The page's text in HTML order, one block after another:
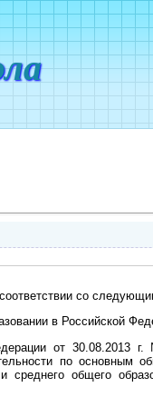
со
в Российской
от
по основным
среднего общего